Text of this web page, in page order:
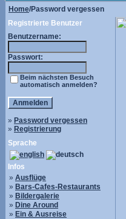
Home/Password vergessen
Registrierte Benutzer
Benutzername:
Passwort:
Beim nächsten Besuch
automatisch anmelden?
» Password vergessen
» Registrierung
Sprache
Infos
» Ausflüge
» Bars-Cafes-Restaurants
» Bildergalerie
» Dine Around
» Ein & Ausreise